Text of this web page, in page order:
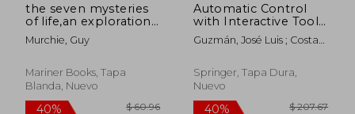
the seven mysteries
of life,an exploration
of science &
philosophy (en
Murchie, Guy
Mariner Books, Tapa
Blanda, Nuevo
Automatic Control
with Interactive Tools
(en Inglés)
Guzmán, José Luis ; Costa-
Berenguel, Manuel
Springer, Tapa Dura,
Nuevo